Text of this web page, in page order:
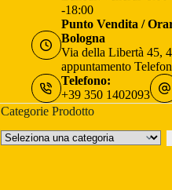
-18:00
Punto Vendita /
Bologna
Via della Libertà 45,
appuntamento
Telefono:
+39 350 1402093
Categorie Prodotto
Seleziona
una